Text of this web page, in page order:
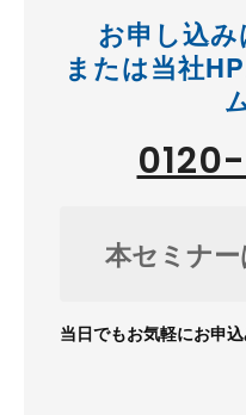
お申し込
または当社
本セミナ
当日でもお気軽にお申